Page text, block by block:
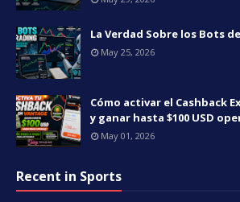
La Verdad Sobre los Bots
May 25, 2026
Cómo activar el Cashback
y ganar hasta $100 USD
May 01, 2026
Recent in Sports